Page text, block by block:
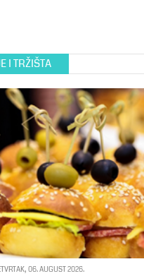
I TRŽIŠTA
06. AUGUST 2026.